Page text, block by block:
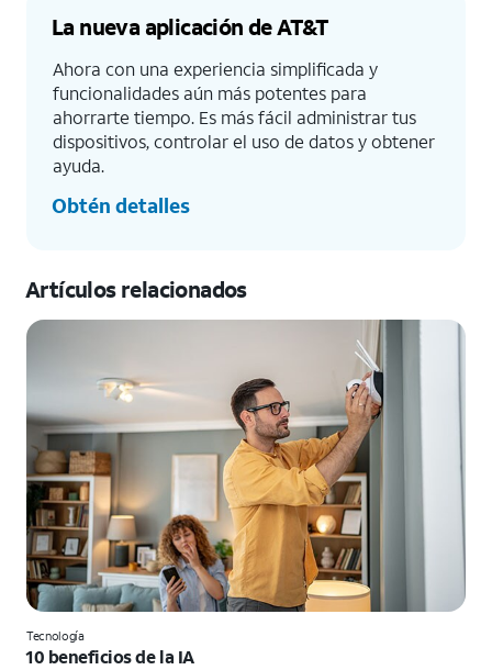
La nueva aplicación de AT&T
Ahora con una experiencia simplificada y
funcionalidades aún más potentes para
ahorrarte tiempo. Es más fácil administrar tus
dispositivos, controlar el uso de datos y obtener
ayuda.
Obtén detalles
Artículos relacionados
Tecnología
10 beneficios de la IA